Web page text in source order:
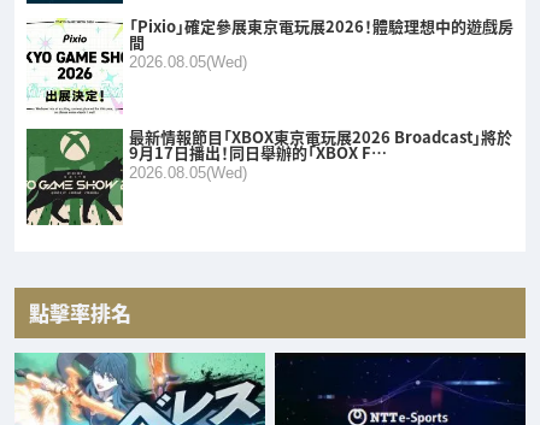
「Pixio」確定參展東京電玩展2026！體驗理想中的遊戲房
間
2026.08.05(Wed)
最新情報節目「XBOX東京電玩展2026 Broadcast」將於
9月17日播出！同日舉辦的「XBOX F…
2026.08.05(Wed)
點擊率排名